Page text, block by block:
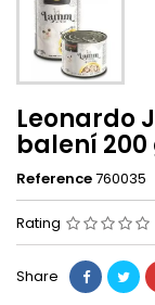
Leonardo
balení 200
Reference760035
Rating
Share